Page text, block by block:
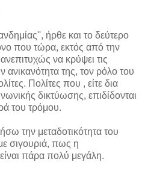
ήρθε και το δεύτερο
που τώρα, εκτός από την
να κρύψει τις
ανικανότητα της, τον ρόλο του
Πολίτες που , είτε δια
δικτύωσης, επιδίδονται
του τρόμου.
την μεταδοτικότητα του
σιγουριά, πως η
πάρα πολύ μεγάλη.